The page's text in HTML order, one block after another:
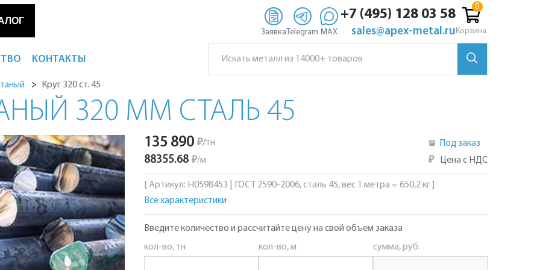
Заявка Telegram MAX
+7 (495) 128 03 58
sales@apex-metal.ru Корзина
КОНТАКТЫ
Круг 320 ст. 45
320 ММ СТАЛЬ 45
135 890 ₽/тн
88355.68 ₽/м
Под заказ
₽
Цена с НДС
[ Артикул: Н0598453 | ГОСТ 2590-2006, сталь 45, вес 1 метра = 650,2 кг ]
Все характеристики
Введите количество и рассчитайте цену на свой объем заказа
кол-во, тн
кол-во, м сумма, руб.